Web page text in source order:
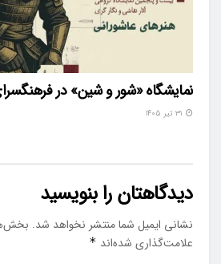
نمایشگاه «شور و شین» در
دیدگاهتان را بنویسید
نشانی ایمیل شما منتشر نخواهد شد.
علامت‌گذاری شده‌اند *